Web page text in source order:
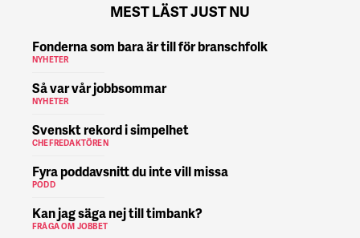
MEST LÄST JUST NU
Fonderna som bara är till för branschfolk
NYHETER
Så var vår jobbsommar
NYHETER
Svenskt rekord i simpelhet
CHEFREDAKTÖREN
Fyra poddavsnitt du inte vill missa
PODD
Kan jag säga nej till timbank?
FRÅGA OM JOBBET